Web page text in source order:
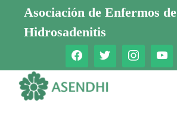
Saltar
contenido
Asociación de Enfermos de
Hidrosadenitis